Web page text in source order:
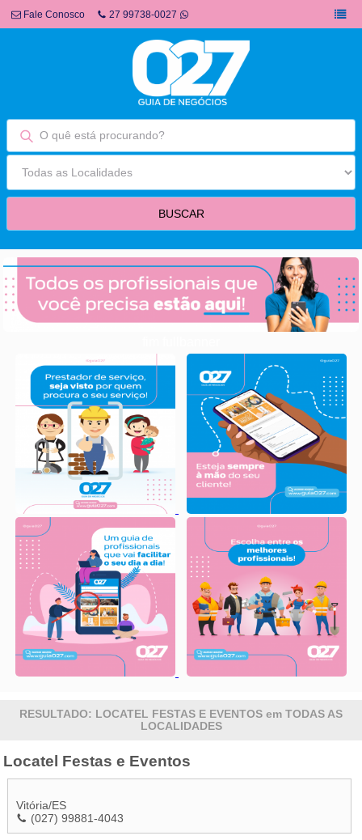
Fale Conosco 27 99738-0027
RESULTADO: LOCATEL FESTAS E EVENTOS em TODAS AS
LOCALIDADES
Locatel Festas e Eventos
Vitória/ES
(027) 99881-4043